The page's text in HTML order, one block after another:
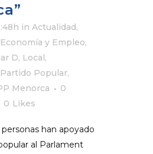
in Actualidad,
Economía y Empleo,
D, Local,
Partido Popular,
Menorca
0
0 Likes
han apoyado
al Parlament